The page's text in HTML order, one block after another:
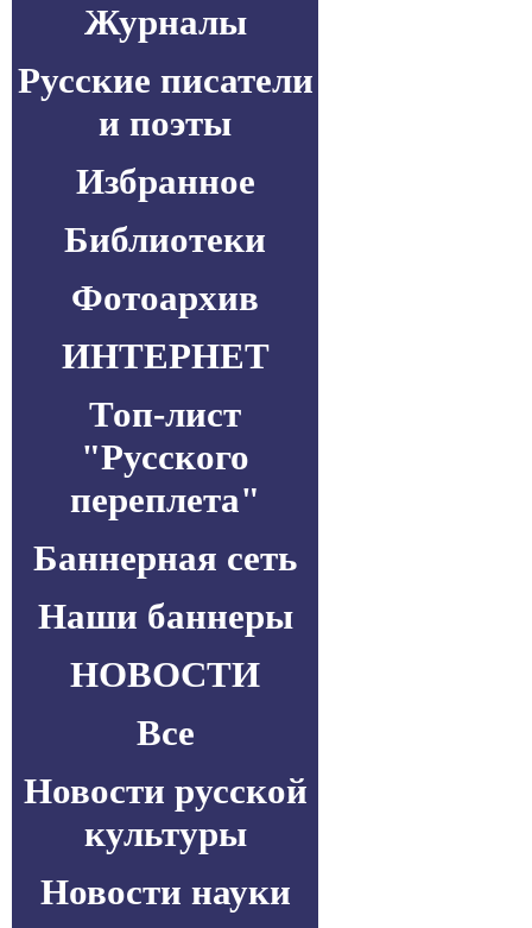
Журналы
Русские писатели
и поэты
Избранное
Библиотеки
Фотоархив
ИНТЕРНЕТ
Топ-лист
"Русского
переплета"
Баннерная сеть
Наши баннеры
НОВОСТИ
Все
Новости русской
культуры
Новости науки